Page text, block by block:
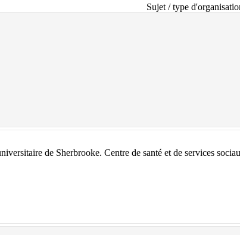
Sujet / type
de Sherbrooke. Centre de santé et de services